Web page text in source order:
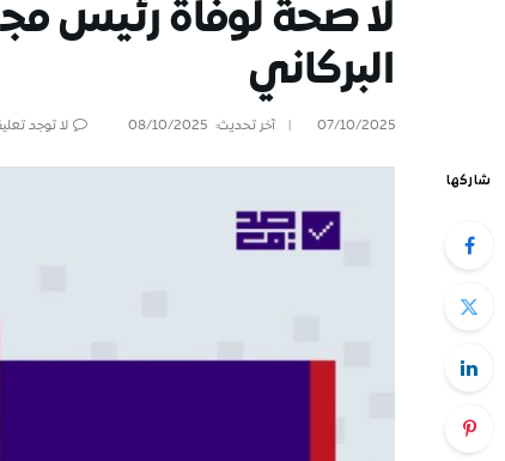
لا صحة لوفاة رئيس
البركاني
07/10/2025 آخر تحديث: 08/10/2025 لا توجد
شاركها